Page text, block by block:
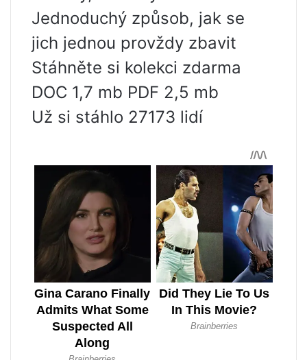
Jednoduchý způsob, jak se
jich jednou provždy zbavit
Stáhněte si kolekci zdarma
DOC 1,7 mb PDF 2,5 mb
Už si stáhlo 27173 lidí